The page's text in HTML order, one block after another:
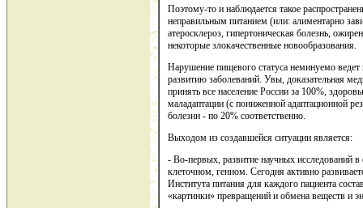
Поэтому-то и наблюдается такое
неправильным питанием (или: алиментарно
атеросклероз, гипертоническая болезнь,
некоторые злокачественные новообразования.
Нарушение пищевого статуса неминуемо
развитию заболеваний. Увы, доказательная
принять все население России за 100%,
маладаптации (с пониженной адаптационной
болезни - по 20% соответственно.
Выходом из создавшейся ситуации является:
- Во-первых, развитие научных исследований
клеточном, генном. Сегодня активно
Института питания для каждого пациента
«картинки» превращений и обмена веществ и